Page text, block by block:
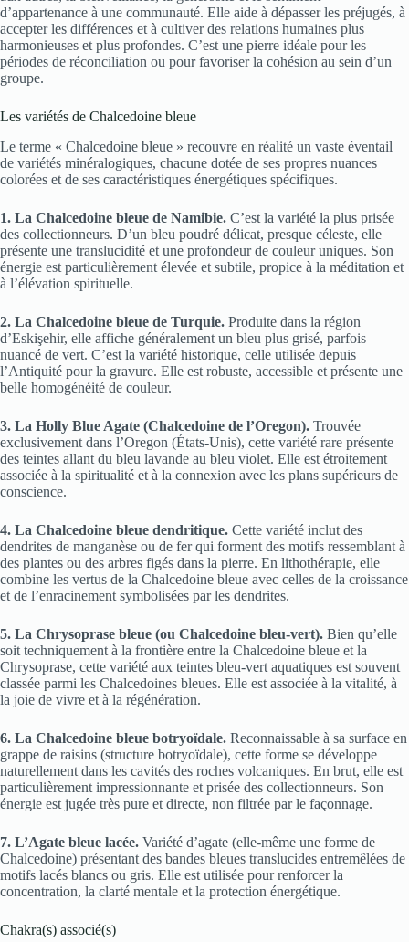
d’appartenance à une communauté. Elle aide à dépasser les préjugés, à
accepter les différences et à cultiver des relations humaines plus
harmonieuses et plus profondes. C’est une pierre idéale pour les
périodes de réconciliation ou pour favoriser la cohésion au sein d’un
groupe.
Les variétés de Chalcedoine bleue
Le terme « Chalcedoine bleue » recouvre en réalité un vaste éventail
de variétés minéralogiques, chacune dotée de ses propres nuances
colorées et de ses caractéristiques énergétiques spécifiques.
1. La Chalcedoine bleue de Namibie. C’est la variété la plus prisée
des collectionneurs. D’un bleu poudré délicat, presque céleste, elle
présente une translucidité et une profondeur de couleur uniques. Son
énergie est particulièrement élevée et subtile, propice à la méditation et
à l’élévation spirituelle.
2. La Chalcedoine bleue de Turquie. Produite dans la région
d’Eskişehir, elle affiche généralement un bleu plus grisé, parfois
nuancé de vert. C’est la variété historique, celle utilisée depuis
l’Antiquité pour la gravure. Elle est robuste, accessible et présente une
belle homogénéité de couleur.
3. La Holly Blue Agate (Chalcedoine de l’Oregon). Trouvée
exclusivement dans l’Oregon (États-Unis), cette variété rare présente
des teintes allant du bleu lavande au bleu violet. Elle est étroitement
associée à la spiritualité et à la connexion avec les plans supérieurs de
conscience.
4. La Chalcedoine bleue dendritique. Cette variété inclut des
dendrites de manganèse ou de fer qui forment des motifs ressemblant à
des plantes ou des arbres figés dans la pierre. En lithothérapie, elle
combine les vertus de la Chalcedoine bleue avec celles de la croissance
et de l’enracinement symbolisées par les dendrites.
5. La Chrysoprase bleue (ou Chalcedoine bleu-vert). Bien qu’elle
soit techniquement à la frontière entre la Chalcedoine bleue et la
Chrysoprase, cette variété aux teintes bleu-vert aquatiques est souvent
classée parmi les Chalcedoines bleues. Elle est associée à la vitalité, à
la joie de vivre et à la régénération.
6. La Chalcedoine bleue botryoïdale. Reconnaissable à sa surface en
grappe de raisins (structure botryoïdale), cette forme se développe
naturellement dans les cavités des roches volcaniques. En brut, elle est
particulièrement impressionnante et prisée des collectionneurs. Son
énergie est jugée très pure et directe, non filtrée par le façonnage.
7. L’Agate bleue lacée. Variété d’agate (elle-même une forme de
Chalcedoine) présentant des bandes bleues translucides entremêlées de
motifs lacés blancs ou gris. Elle est utilisée pour renforcer la
concentration, la clarté mentale et la protection énergétique.
Chakra(s) associé(s)